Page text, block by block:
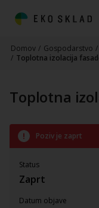
Domov / Gospodarstvo /
/ Toplotna izolacija
Toplotna
Poziv je zaprt
Status
Zaprt
Datum objave